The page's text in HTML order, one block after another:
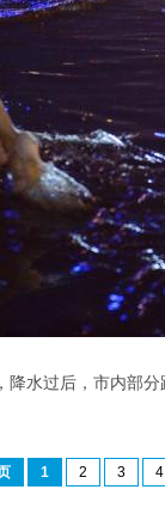
水过后，市内部
1 2 3 4